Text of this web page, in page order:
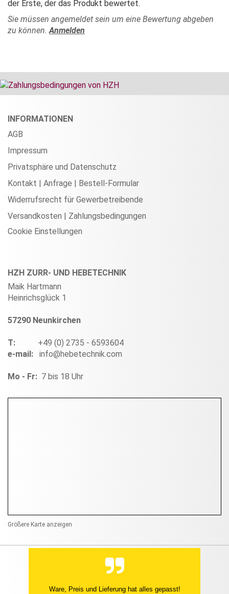
der Erste, der das Produkt bewertet.
Sie müssen angemeldet sein um eine Bewertung abgeben
zu können. Anmelden
INFORMATIONEN
AGB
Impressum
Privatsphäre und Datenschutz
Kontakt | Anfrage | Bestell-Formular
Widerrufsrecht für Gewerbetreibende
Versandkosten | Zahlungsbedingungen
Cookie Einstellungen
HZH ZURR- UND HEBETECHNIK
Maik Hartmann
Heinrichsglück 1
57290 Neunkirchen
T: +49 (0) 2735 - 6593604
e-mail: info@hebetechnik.com
Mo - Fr: 7 bis 18 Uhr
Größere Karte anzeigen
Ware, Preis und Lieferung hat alles gepasst!